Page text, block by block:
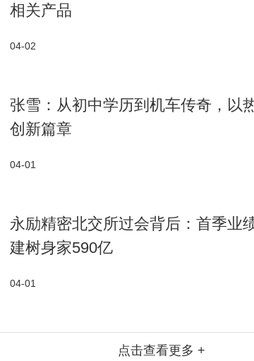
相关产品
04-02
张雪：从初中学历到机车传奇，以
创新篇章
04-01
永励精密北交所过会背后：首季业
建树身家590亿
04-01
点击查看更多 +